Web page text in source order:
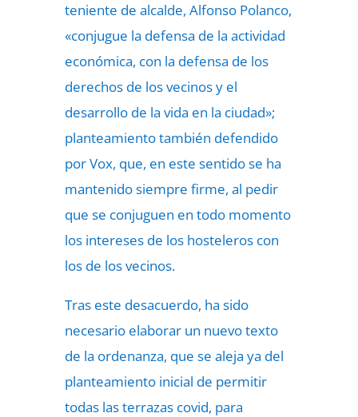
teniente de alcalde, Alfonso Polanco,
«conjugue la defensa de la actividad
económica, con la defensa de los
derechos de los vecinos y el
desarrollo de la vida en la ciudad»;
planteamiento también defendido
por Vox, que, en este sentido se ha
mantenido siempre firme, al pedir
que se conjuguen en todo momento
los intereses de los hosteleros con
los de los vecinos.
Tras este desacuerdo, ha sido
necesario elaborar un nuevo texto
de la ordenanza, que se aleja ya del
planteamiento inicial de permitir
todas las terrazas covid, para